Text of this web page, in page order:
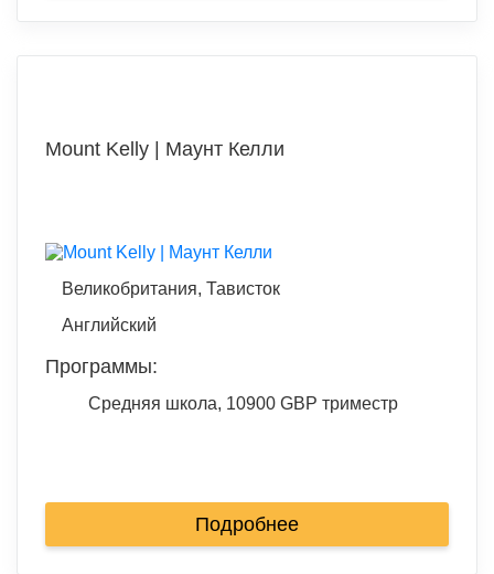
Mount Kelly | Маунт Келли
Великобритания, Тависток
Английский
Программы:
Средняя школа, 10900 GBP триместр
Подробнее